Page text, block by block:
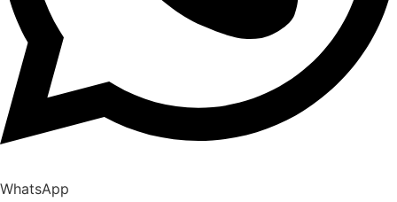
WhatsApp